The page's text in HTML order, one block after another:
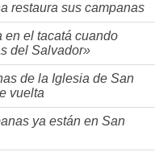
restaura sus campanas
en el tacatá cuando
del Salvador»
de la Iglesia de San
vuelta
ya están en San